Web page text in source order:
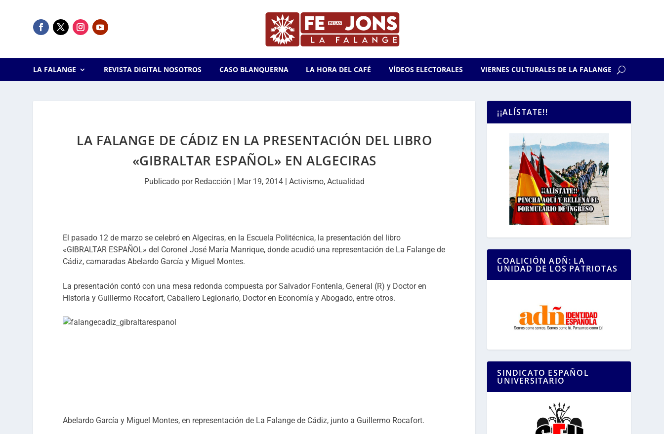
LA FALANGE REVISTA DIGITAL NOSOTROS CASO BLANQUERNA LA HORA DEL CAFÉ VÍDEOS ELECTORALES VIERNES CULTURALES DE LA FALANGE
LA FALANGE DE CÁDIZ EN LA PRESENTACIÓN DEL LIBRO
«GIBRALTAR ESPAÑOL» EN ALGECIRAS
Publicado por Redacción | Mar 19, 2014| Activismo, Actualidad
El pasado 12 de marzo se celebró en Algeciras, en la Escuela Politécnica, la presentación del libro
«GIBRALTAR ESPAÑOL» del Coronel José María Manrique, donde acudió una representación de La Falange de
Cádiz, camaradas Abelardo García y Miguel Montes.
La presentación contó con una mesa redonda compuesta por Salvador Fontenla, General (R) y Doctor en
Historia y Guillermo Rocafort, Caballero Legionario, Doctor en Economía y Abogado, entre otros.
Abelardo García y Miguel Montes, en representación de La Falange de Cádiz, junto a Guillermo Rocafort.
¡¡ALÍSTATE!!
COALICIÓN ADÑ: LA
UNIDAD DE LOS PATRIOTAS
SINDICATO ESPAÑOL
UNIVERSITARIO